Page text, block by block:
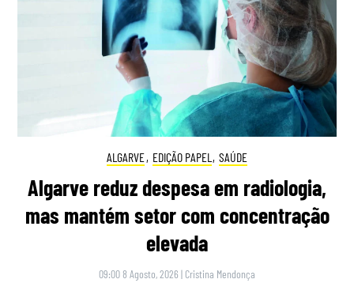
ALGARVE, EDIÇÃO PAPEL , SAÚDE
Algarve reduz despesa em radiologia,
mas mantém setor com concentração
elevada
09:00 8 Agosto, 2026 | Cristina Mendonça